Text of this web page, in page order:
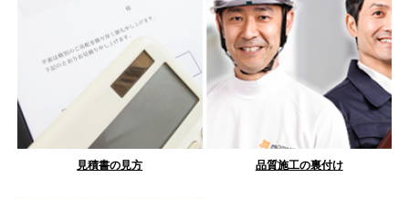
見積書の見方 品質施工の裏付け